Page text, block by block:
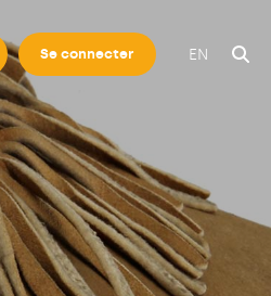
Se connecter EN